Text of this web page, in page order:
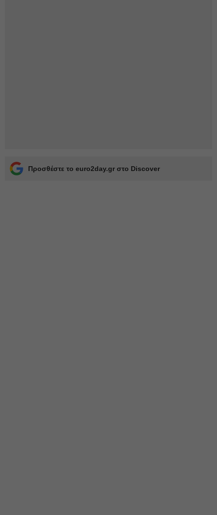
Προσθέστε το euro2day.gr στο Discover